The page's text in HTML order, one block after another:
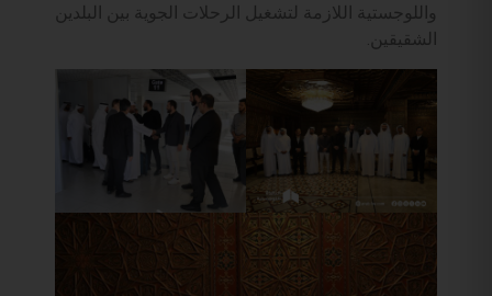
واللوجستية اللازمة لتشغيل الرحلات الجوية بين البلدين
الشقيقين.